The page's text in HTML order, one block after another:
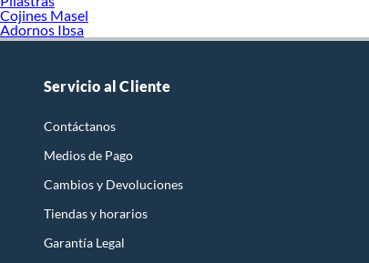
Cojines Masel
Adornos Ibsa
Servicio al Cliente
Contáctanos
Medios de Pago
Cambios y Devoluciones
Tiendas y horarios
Garantía Legal